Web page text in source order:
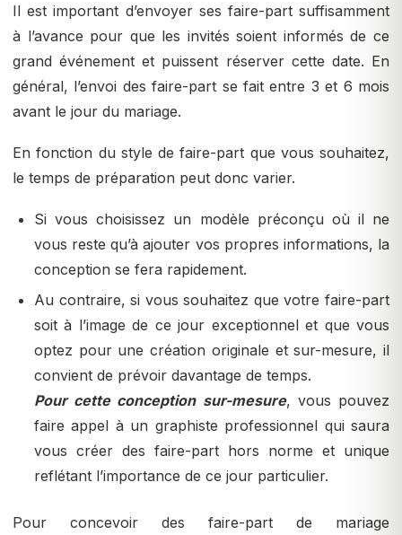
Il est important d’envoyer ses faire-part suffisamment
à l’avance pour que les invités soient informés de ce
grand événement et puissent réserver cette date. En
général, l’envoi des faire-part se fait entre 3 et 6 mois
avant le jour du mariage.
En fonction du style de faire-part que vous souhaitez,
le temps de préparation peut donc varier.
Si vous choisissez un modèle préconçu où il ne
vous reste qu’à ajouter vos propres informations, la
conception se fera rapidement.
Au contraire, si vous souhaitez que votre faire-part
soit à l’image de ce jour exceptionnel et que vous
optez pour une création originale et sur-mesure, il
convient de prévoir davantage de temps.
Pour cette conception sur-mesure, vous pouvez
faire appel à un graphiste professionnel qui saura
vous créer des faire-part hors norme et unique
reflétant l’importance de ce jour particulier.
Pour concevoir des faire-part de mariage